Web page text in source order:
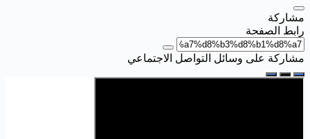
مشاركة
رابط الصفحة
مشاركة على وسائل التواصل الاجتماعي